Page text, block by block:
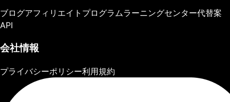
ブログアフィリエイトプログラムラーニングセンター代替案
API
会社情報
プライバシーポリシー利用規約